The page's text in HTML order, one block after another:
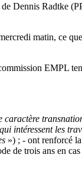
Dennis Radtke
matin, ce
EMPL
caractère
intéressent les
») ; - ont renforcé
de trois ans en